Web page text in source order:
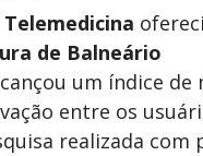
Telemedicina
de Balneário
um índice de
entre os
realizada com